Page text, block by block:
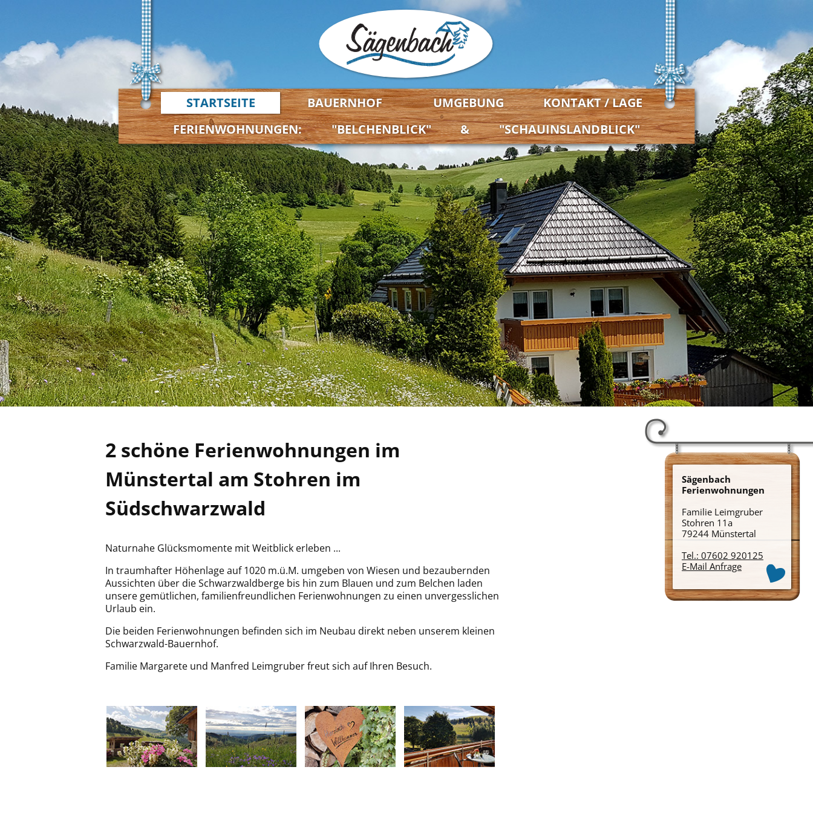
STARTSEITE BAUERNHOF UMGEBUNG
KONTAKT / LAGE
FERIENWOHNUNGEN:
"BELCHENBLICK" & "SCHAUINSLANDBLICK"
2 schöne Ferienwohnungen im
Münstertal am Stohren im
Südschwarzwald
Naturnahe Glücksmomente mit Weitblick erleben ...
In traumhafter Höhenlage auf 1020 m.ü.M. umgeben von Wiesen und bezaubernden
Aussichten über die Schwarzwaldberge bis hin zum Blauen und zum Belchen laden
unsere gemütlichen, familienfreundlichen Ferienwohnungen zu einen unvergesslichen
Urlaub ein.
Die beiden Ferienwohnungen befinden sich im Neubau direkt neben unserem kleinen
Schwarzwald-Bauernhof.
Familie Margarete und Manfred Leimgruber freut sich auf Ihren Besuch.
Sägenbach
Ferienwohnungen
Familie Leimgruber
Stohren 11a
79244 Münstertal
Tel.: 07602 920125
E-Mail Anfrage